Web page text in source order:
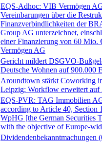
EQS-Adhoc: VIB Vermögen
Vereinbarungen über die
Finanzverbindlichkeiten der
Group AG unterzeichnet,
einer Finanzierung von 60 Mio.
Vermögen AG
Gericht mildert DSGVO-
Deutsche Wohnen auf 900.000
Aroundtown stärkt Coworking
Leipzig: Workflow erweitert auf
EQS-PVR: TAG Immobilien
according to Article 40, Section
WpHG [the German Securities
with the objective of Europe-
Dividendenbekanntmachungen